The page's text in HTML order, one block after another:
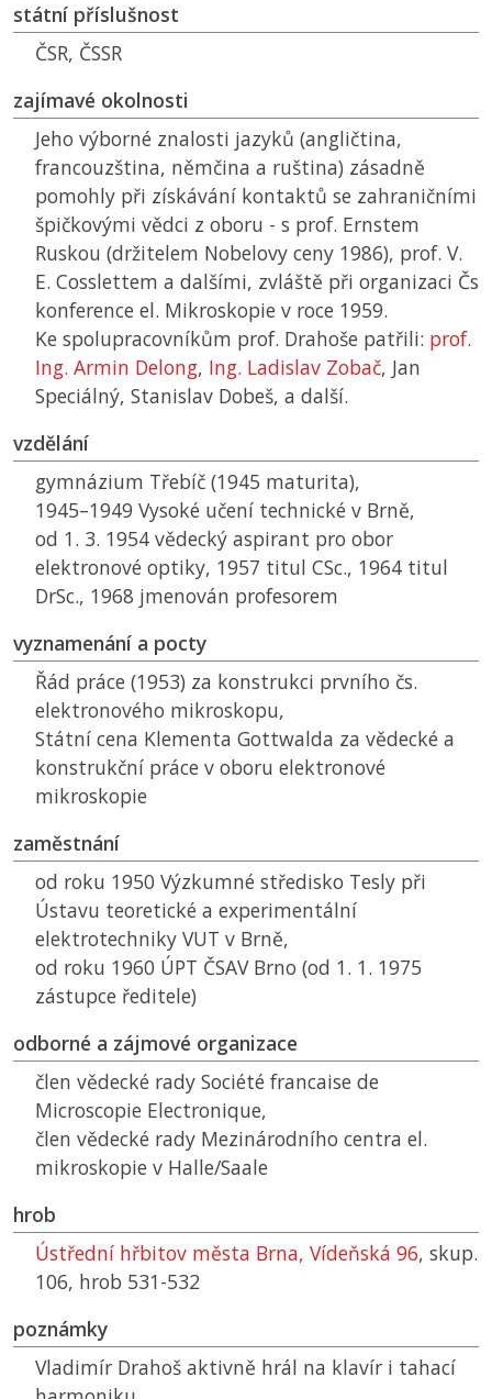
státní příslušnost
ČSR, ČSSR
zajímavé okolnosti
Jeho výborné znalosti jazyků (angličtina,
francouzština, němčina a ruština) zásadně
pomohly při získávání kontaktů se zahraničními
špičkovými vědci z oboru - s prof. Ernstem
Ruskou (držitelem Nobelovy ceny 1986), prof. V.
E. Cosslettem a dalšími, zvláště při organizaci Čs
konference el. Mikroskopie v roce 1959.
Ke spolupracovníkům prof. Drahoše patřili: prof.
Ing. Armin Delong, Ing. Ladislav Zobač, Jan
Speciálný, Stanislav Dobeš, a další.
vzdělání
gymnázium Třebíč (1945 maturita),
1945–1949 Vysoké učení technické v Brně,
od 1. 3. 1954 vědecký aspirant pro obor
elektronové optiky, 1957 titul CSc., 1964 titul
DrSc., 1968 jmenován profesorem
vyznamenání a pocty
Řád práce (1953) za konstrukci prvního čs.
elektronového mikroskopu,
Státní cena Klementa Gottwalda za vědecké a
konstrukční práce v oboru elektronové
mikroskopie
zaměstnání
od roku 1950 Výzkumné středisko Tesly při
Ústavu teoretické a experimentální
elektrotechniky VUT v Brně,
od roku 1960 ÚPT ČSAVBrno (od 1. 1. 1975
zástupce ředitele)
odborné a zájmové organizace
člen vědecké rady Société francaise de
Microscopie Electronique,
člen vědecké rady Mezinárodního centra el.
mikroskopie v Halle/Saale
hrob
Ústřední hřbitov města Brna, Vídeňská 96, skup.
106, hrob 531-532
poznámky
Vladimír Drahoš aktivně hrál na klavír i tahací